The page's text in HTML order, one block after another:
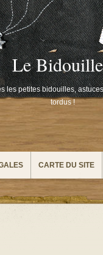
Le
les petites bidouilles,
tordus !
CARTE DU SITE